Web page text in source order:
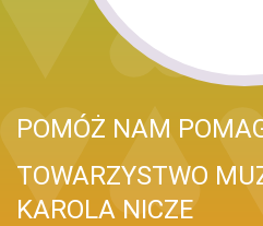
POMÓŻ NAM
TOWARZYSTWO
KAROLA NICZE